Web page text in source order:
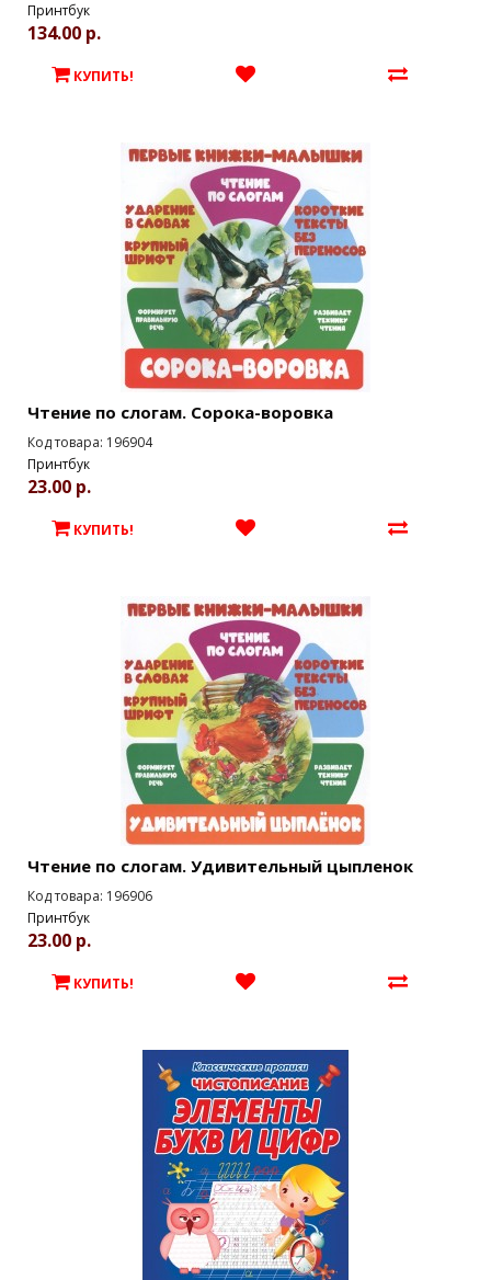
Принтбук
134.00 р.
КУПИТЬ!
Чтение по слогам. Сорока-воровка
Код товара: 196904
Принтбук
23.00 р.
КУПИТЬ!
Чтение по слогам. Удивительный цыпленок
Код товара: 196906
Принтбук
23.00 р.
КУПИТЬ!